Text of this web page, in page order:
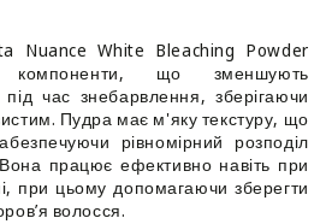
Nuance White Bleaching Powder
компоненти, що зменшують
час знебарвлення, зберігаючи
Пудра має м'яку текстуру, що
рівномірний розподіл
працює ефективно навіть при
при цьому допомагаючи зберегти
волосся.